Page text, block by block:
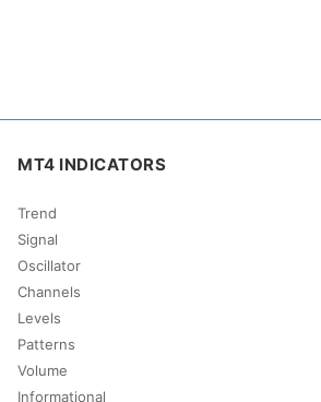
MT4 INDICATORS
Trend
Signal
Oscillator
Channels
Levels
Patterns
Volume
Informational